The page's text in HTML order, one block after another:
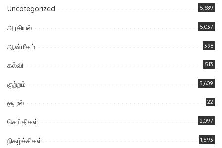
Uncategorized 5,689
அரசியல் 5,037
ஆன்மீகம் 398
கல்வி 513
குற்றம் 5,609
சூழல் 22
செய்திகள் 2,097
நிகழ்ச்சிகள் 1,593